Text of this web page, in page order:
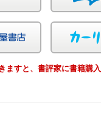
ング 紀伊国屋
ますと、書評家に書籍購